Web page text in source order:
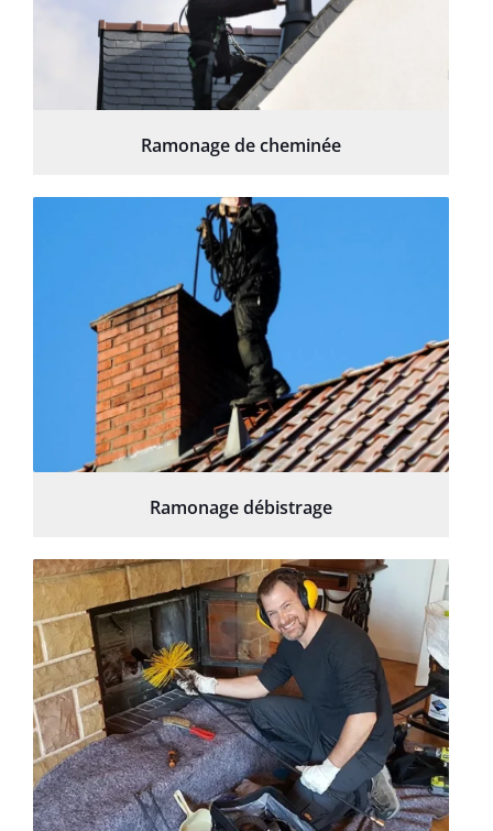
Ramonage de cheminée
Ramonage débistrage